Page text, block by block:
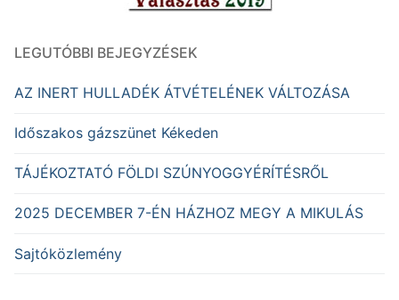
LEGUTÓBBI BEJEGYZÉSEK
AZ INERT HULLADÉK ÁTVÉTELÉNEK VÁLTOZÁSA
Időszakos gázszünet Kékeden
TÁJÉKOZTATÓ FÖLDI SZÚNYOGGYÉRÍTÉSRŐL
2025 DECEMBER 7-ÉN HÁZHOZ MEGY A MIKULÁS
Sajtóközlemény